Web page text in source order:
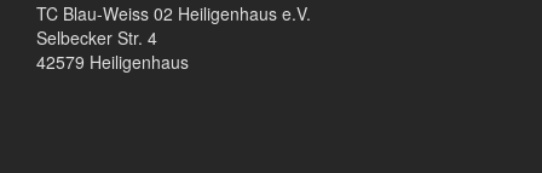
TC Blau-Weiss 02 Heiligenhaus e.V.
Selbecker Str. 4
42579 Heiligenhaus